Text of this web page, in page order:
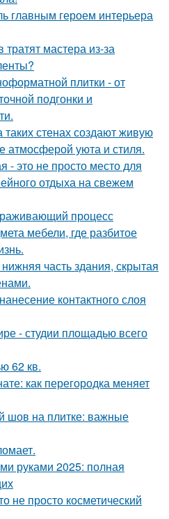
главным героем интерьера
тратят мастера из-за
плитки - от
подгонки и
таких стенах создают живую
атмосферой уюта и стиля.
- это не просто место для
отдыха на свежем
процесс
мебели, где разбитое
часть здания, скрытая
контактного слоя
- студии площадью всего
62 кв.
как перегородка меняет
шов на плитке: важные
руками 2025: полная
не просто косметический